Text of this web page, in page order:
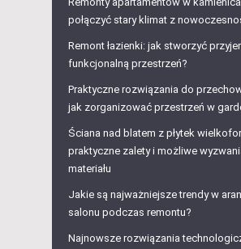
połączyć stary klimat z
Remont łazienki: jak stworzyć
funkcjonalną przestrzeń?
Praktyczne rozwiązania do
jak zorganizować przestrzeń w
Ściana nad blatem z płytek
praktyczne zalety i możliwe
materiału
Jakie są najważniejsze trendy w
salonu podczas remontu?
Najnowsze rozwiązania